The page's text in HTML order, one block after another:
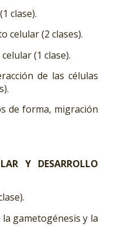
clase).
celular (2 clases).
(1 clase).
de las células
de forma, migración
Y DESARROLLO
gametogénesis y la